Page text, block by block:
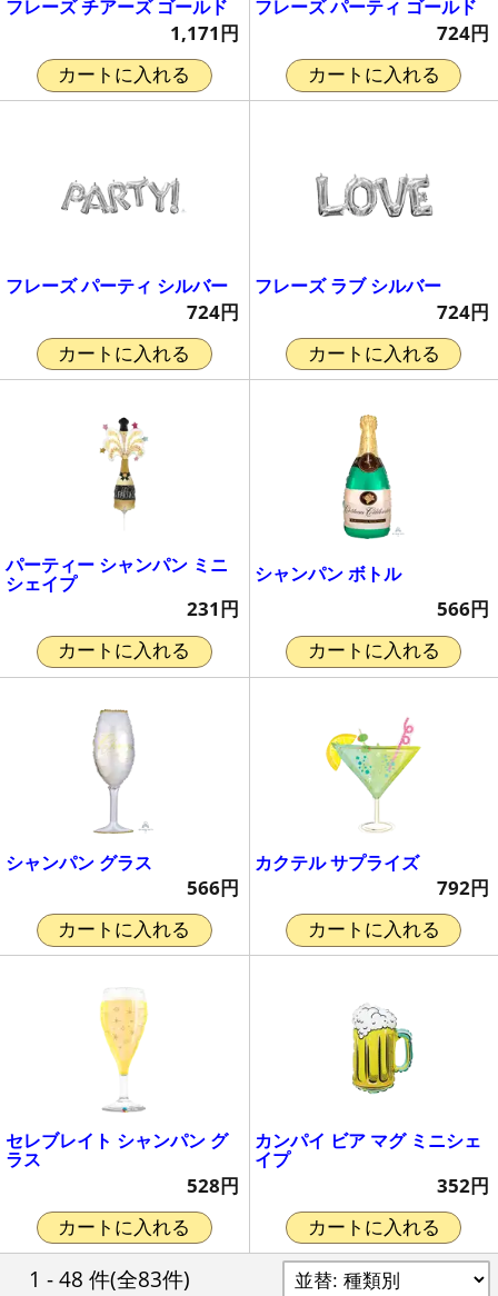
フレーズ チアーズ ゴールド
1,171円
カートに入れる
フレーズ パーティ ゴールド
724円
カートに入れる
フレーズ パーティ シルバー
724円
カートに入れる
フレーズ ラブ シルバー
724円
カートに入れる
パーティー シャンパン ミニ
シェイプ
231円
カートに入れる
シャンパン ボトル
566円
カートに入れる
シャンパン グラス
566円
カートに入れる
カクテル サプライズ
792円
カートに入れる
セレブレイト シャンパン グ
ラス
528円
カートに入れる
カンパイ ビア マグ ミニシェ
イプ
352円
カートに入れる
1 - 48 件(全83件)